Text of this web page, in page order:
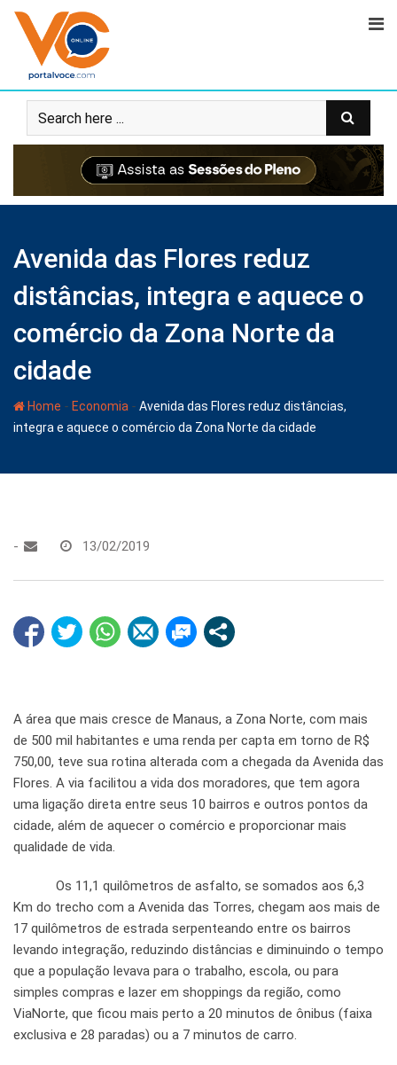
Avenida das Flores reduz
distâncias, integra e aquece o
comércio da Zona Norte da
cidade
Home - Economia - Avenida das Flores reduz distâncias,
integra e aquece o comércio da Zona Norte da cidade
- 13/02/2019
A área que mais cresce de Manaus, a Zona Norte, com mais
de 500 mil habitantes e uma renda per capta em torno de R$
750,00, teve sua rotina alterada com a chegada da Avenida das
Flores. A via facilitou a vida dos moradores, que tem agora
uma ligação direta entre seus 10 bairros e outros pontos da
cidade, além de aquecer o comércio e proporcionar mais
qualidade de vida.
Os 11,1 quilômetros de asfalto, se somados aos 6,3
Km do trecho com a Avenida das Torres, chegam aos mais de
17 quilômetros de estrada serpenteando entre os bairros
levando integração, reduzindo distâncias e diminuindo o tempo
que a população levava para o trabalho, escola, ou para
simples compras e lazer em shoppings da região, como
ViaNorte, que ficou mais perto a 20 minutos de ônibus (faixa
exclusiva e 28 paradas) ou a 7 minutos de carro.